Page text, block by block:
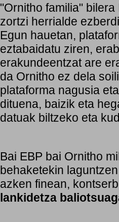
"Ornitho familia"
zortzi herrialde
Egun hauetan,
eztabaidatu ziren,
erakundeentzat are
da Ornitho ez dela
plataforma nagusia
dituena, baizik eta
datuak biltzeko eta
Bai EBP bai Ornitho
behaketekin
azken finean,
lankidetza